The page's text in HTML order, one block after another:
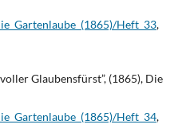
Heft_33,
Glaubensfürst”, (1865), Die
Heft_34,